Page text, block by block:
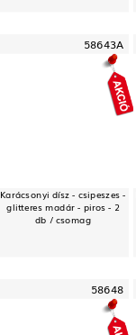
58643A
Karácsonyi dísz - csipeszes -
glitteres madár - piros - 2
db / csomag
58648